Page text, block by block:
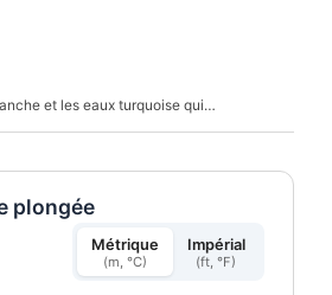
et les eaux turquoise qui
plongée
Métrique
(m, °C)
Impérial
(ft, °F)